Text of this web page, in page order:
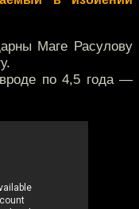
Маге Расулову
по 4,5 года —